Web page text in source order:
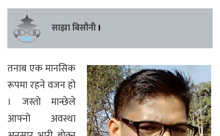
साझा बिसौनी ।
तनाब एक मानसिक
रूपमा रहने वजन हो
। जस्तो मान्छेले
आफ्नो अवस्था